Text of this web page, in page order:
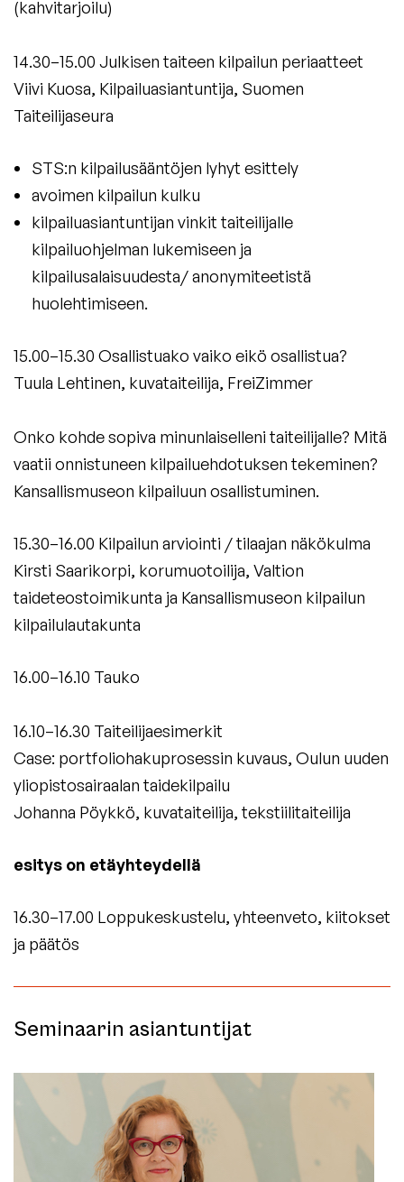
(kahvitarjoilu)
14.30–15.00 Julkisen taiteen kilpailun periaatteet
Viivi Kuosa, Kilpailuasiantuntija, Suomen
Taiteilijaseura
STS:n kilpailusääntöjen lyhyt esittely
avoimen kilpailun kulku
kilpailuasiantuntijan vinkit taiteilijalle
kilpailuohjelman lukemiseen ja
kilpailusalaisuudesta/ anonymiteetistä
huolehtimiseen.
15.00–15.30 Osallistuako vaiko eikö osallistua?
Tuula Lehtinen, kuvataiteilija, FreiZimmer
Onko kohde sopiva minunlaiselleni taiteilijalle? Mitä
vaatii onnistuneen kilpailuehdotuksen tekeminen?
Kansallismuseon kilpailuun osallistuminen.
15.30–16.00 Kilpailun arviointi / tilaajan näkökulma
Kirsti Saarikorpi, korumuotoilija, Valtion
taideteostoimikunta ja Kansallismuseon kilpailun
kilpailulautakunta
16.00–16.10 Tauko
16.10–16.30 Taiteilijaesimerkit
Case: portfoliohakuprosessin kuvaus, Oulun uuden
yliopistosairaalan taidekilpailu
Johanna Pöykkö, kuvataiteilija, tekstiilitaiteilija
esitys on etäyhteydellä
16.30–17.00 Loppukeskustelu, yhteenveto, kiitokset
ja päätös
Seminaarin asiantuntijat